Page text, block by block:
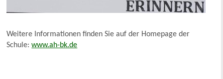
Weitere Informationen finden Sie auf der Homepage der
Schule:www.ah-bk.de